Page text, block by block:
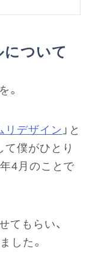
ついて
。
リデザイン 」と
て僕がひとり
4月のことで
てもらい、
した。